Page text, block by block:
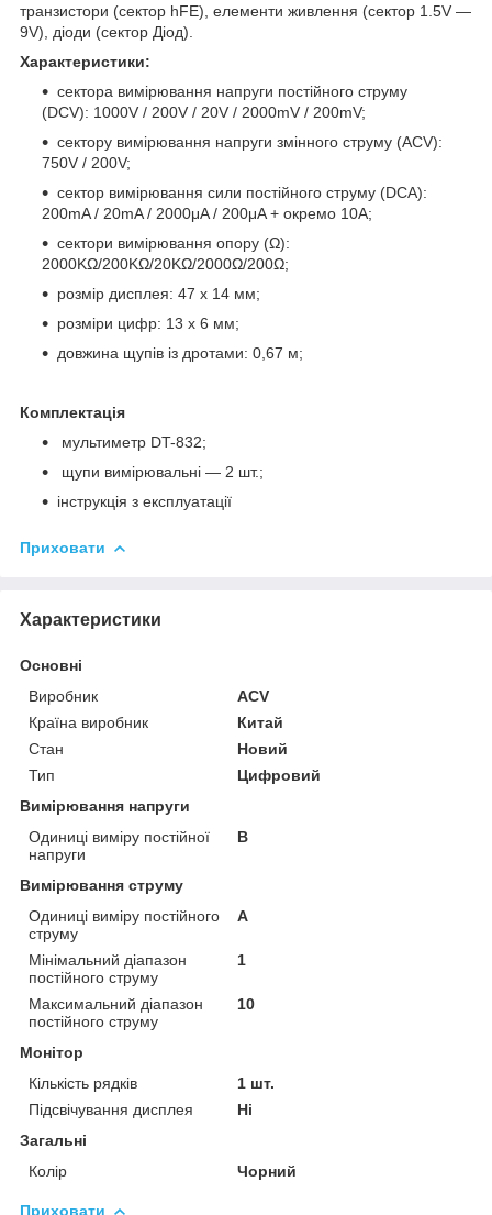
транзистори (сектор hFE), елементи живлення (сектор 1.5V —
9V), діоди (сектор Діод).
Характеристики:
сектора вимірювання напруги постійного струму
(DCV): 1000V / 200V / 20V / 2000mV / 200mV;
сектору вимірювання напруги змінного струму (ACV):
750V / 200V;
сектор вимірювання сили постійного струму (DCA):
200mA / 20mA / 2000μA / 200μA + окремо 10A;
сектори вимірювання опору (Ω):
2000KΩ/200KΩ/20KΩ/2000Ω/200Ω;
розмір дисплея: 47 х 14 мм;
розміри цифр: 13 х 6 мм;
довжина щупів із дротами: 0,67 м;
Комплектація
мультиметр DT-832;
щупи вимірювальні — 2 шт.;
інструкція з експлуатації
Приховати
Характеристики
Основні
Виробник
ACV
Країна виробник
Китай
Стан
Новий
Тип
Цифровий
Вимірювання напруги
Одиниці виміру постійної
напруги
В
Вимірювання струму
Одиниці виміру постійного
струму
А
Мінімальний діапазон
постійного струму
1
Максимальний діапазон
постійного струму
10
Монітор
Кількість рядків
1 шт.
Підсвічування дисплея
Ні
Загальні
Колір
Чорний
Приховати